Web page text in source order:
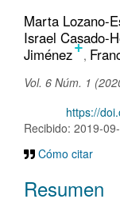
Contenido
principal
del
artículo
Marta Lozano-
Israel Casado-
Jiménez+
Vol. 6 Núm. 1
https://
Recibido: 2019-
Cómo citar
Resumen